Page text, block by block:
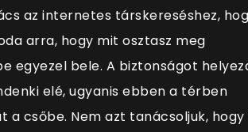
az internetes társkereséshez,
arra, hogy mit osztasz meg
egyezel bele. A biztonságot
elé, ugyanis ebben a térben
a csőbe. Nem azt tanácsoljuk, hogy